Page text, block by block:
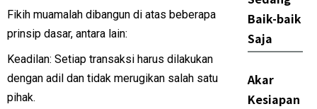
Fikih muamalah dibangun di atas beberapa
prinsip dasar, antara lain:
Keadilan: Setiap transaksi harus dilakukan
dengan adil dan tidak merugikan salah satu
pihak.
Baik-baik
Saja
Akar
Kesiapan